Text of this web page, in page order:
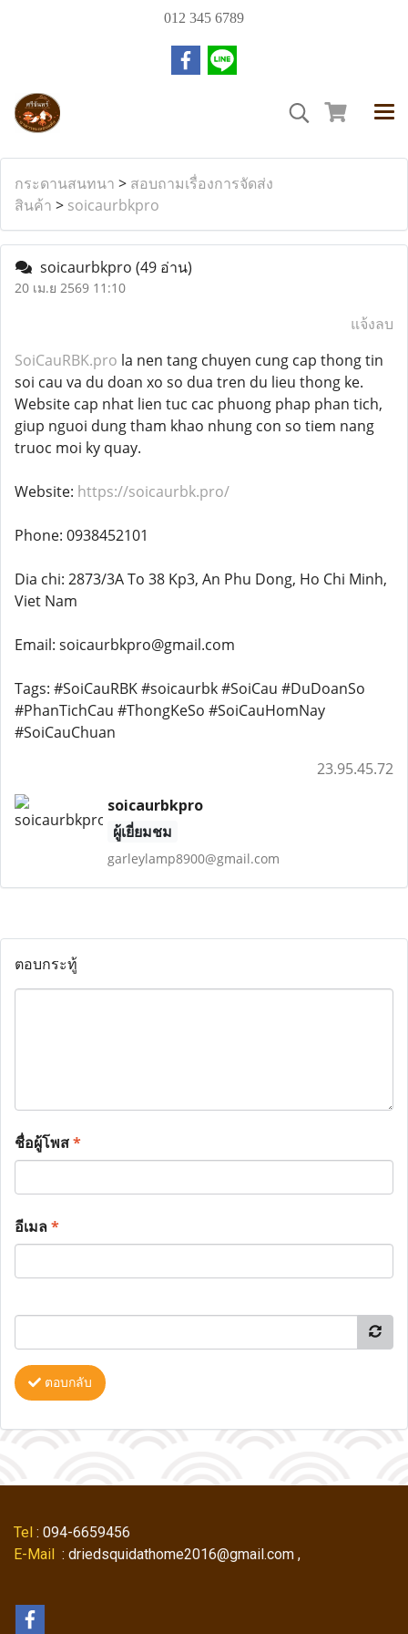
012 345 6789
กระดานสนทนา > สอบถามเรื่องการจัดส่ง
สินค้า > soicaurbkpro
soicaurbkpro (49 อ่าน)
20 เม.ย 2569 11:10
แจ้งลบ
SoiCauRBK.pro la nen tang chuyen cung cap thong tin
soi cau va du doan xo so dua tren du lieu thong ke.
Website cap nhat lien tuc cac phuong phap phan tich,
giup nguoi dung tham khao nhung con so tiem nang
truoc moi ky quay.
Website: https://soicaurbk.pro/
Phone: 0938452101
Dia chi: 2873/3A To 38 Kp3, An Phu Dong, Ho Chi Minh,
Viet Nam
Email: soicaurbkpro@gmail.com
Tags: #SoiCauRBK #soicaurbk #SoiCau #DuDoanSo
#PhanTichCau #ThongKeSo #SoiCauHomNay
#SoiCauChuan
23.95.45.72
soicaurbkpro
ผู้เยี่ยมชม
garleylamp8900@gmail.com
ตอบกระทู้
ชื่อผู้โพส*
อีเมล*
ตอบกลับ
Tel : 094-6659456
E-Mail : driedsquidathome2016@gmail.com ,